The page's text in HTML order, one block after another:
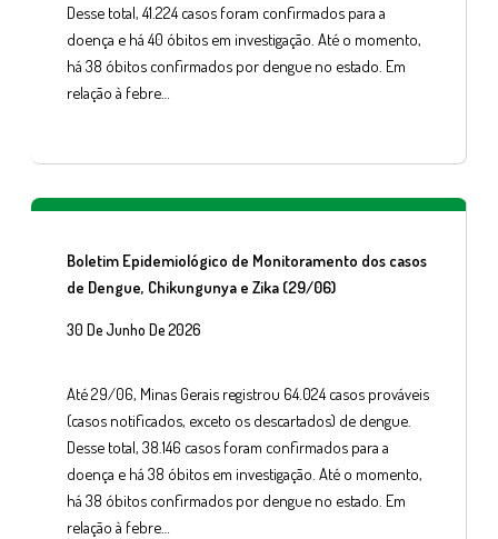
Desse total, 41.224 casos foram confirmados para a
doença e há 40 óbitos em investigação. Até o momento,
há 38 óbitos confirmados por dengue no estado. Em
relação à febre…
Boletim Epidemiológico de Monitoramento dos casos
de Dengue, Chikungunya e Zika (29/06)
30 De Junho De 2026
Até 29/06, Minas Gerais registrou 64.024 casos prováveis
(casos notificados, exceto os descartados) de dengue.
Desse total, 38.146 casos foram confirmados para a
doença e há 38 óbitos em investigação. Até o momento,
há 38 óbitos confirmados por dengue no estado. Em
relação à febre…